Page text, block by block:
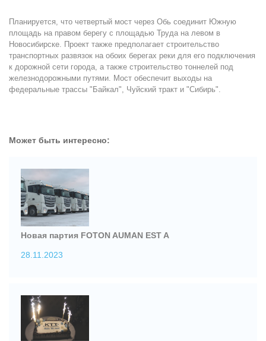
Планируется, что четвертый мост через Обь соединит Южную
площадь на правом берегу с площадью Труда на левом в
Новосибирске. Проект также предполагает строительство
транспортных развязок на обоих берегах реки для его подключения
к дорожной сети города, а также строительство тоннелей под
железнодорожными путями. Мост обеспечит выходы на
федеральные трассы "Байкал", Чуйский тракт и "Сибирь".
Может быть интересно:
Новая партия FOTON AUMAN EST A
28.11.2023